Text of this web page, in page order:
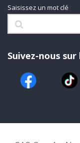
Saisissez un mot clé
Suivez-nous